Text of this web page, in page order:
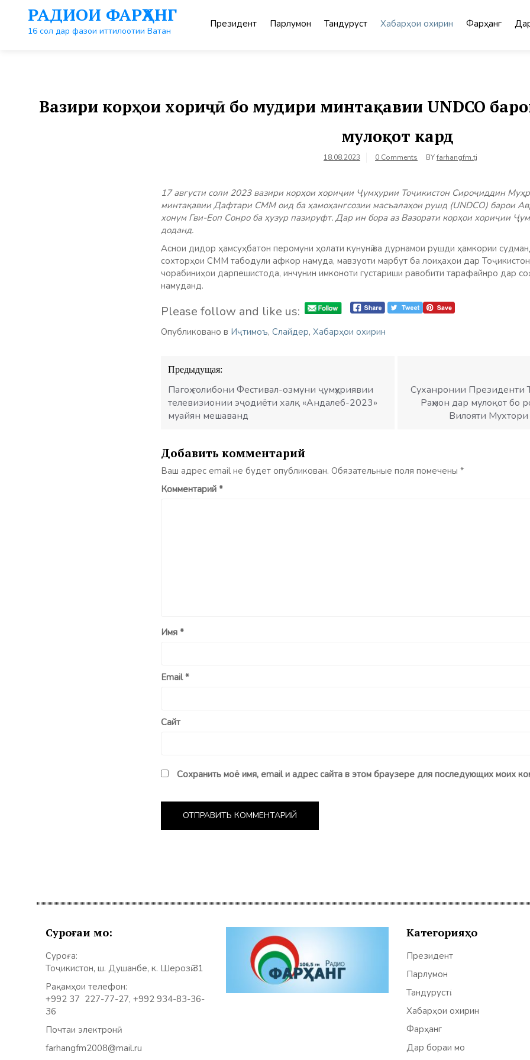
контенту
РАДИОИ ФАРҲАНГ
16 сол дар фазои иттилоотии Ватан
Президент Парлумон Тандурустӣ Хабарҳои охирин Фарҳанг
Вазири корҳои хориҷӣ бо мудири минтақавии UNDCO
мулоқот кард
18.08.2023 0 Comments BYfarhangfm.tj
17 августи соли 2023 вазири корҳои хориҷии Ҷумҳурии Тоҷикистон Сироҷиддин
минтақавии Дафтари СММ оид ба ҳамоҳангсозии масъалаҳои рушд (UNDCO) барои
хонум Гви-Еоп Сонро ба ҳузур пазируфт. Дар ин бора аз Вазорати корҳои хориҷии
доданд.
Аснои дидор ҳамсуҳбатон перомуни ҳолати кунунӣ ва дурнамои рушди ҳамкории
сохторҳои СММ табодули афкор намуда, мавзуоти марбут ба лоиҳаҳои дар
чорабиниҳои дарпешистода, инчунин имконоти густариши равобити тарафайнро дар
намуданд.
Please follow and like us:
Опубликовано в Иҷтимоъ, Слайдер, Хабарҳои охирин
Навигация
по
записям
Предыдущая:
Пагоҳ ғолибони Фестивал-озмуни ҷумҳуриявии
телевизионии эҷодиёти халқ «Андалеб-2023»
муайян мешаванд
Суханронии Президенти
Раҳмон дар мулоқот бо
Вилояти Мухтори
Добавить комментарий
Ваш адрес email не будет опубликован. Обязательные поля помечены *
Комментарий *
Имя *
Email*
Сайт
Сохранить моё имя, email и адрес сайта в этом браузере для последующих моих
Суроғаи мо:
Суроға:
Тоҷикистон, ш. Душанбе, к. Шерозӣ 31
Рақамҳои телефон:
+992 37 227-77-27, +992 934-83-36-
36
Почтаи электронӣ:
farhangfm2008@mail.ru
Категорияҳо
Президент
Парлумон
Тандурустӣ
Хабарҳои охирин
Фарҳанг
Дар бораи мо